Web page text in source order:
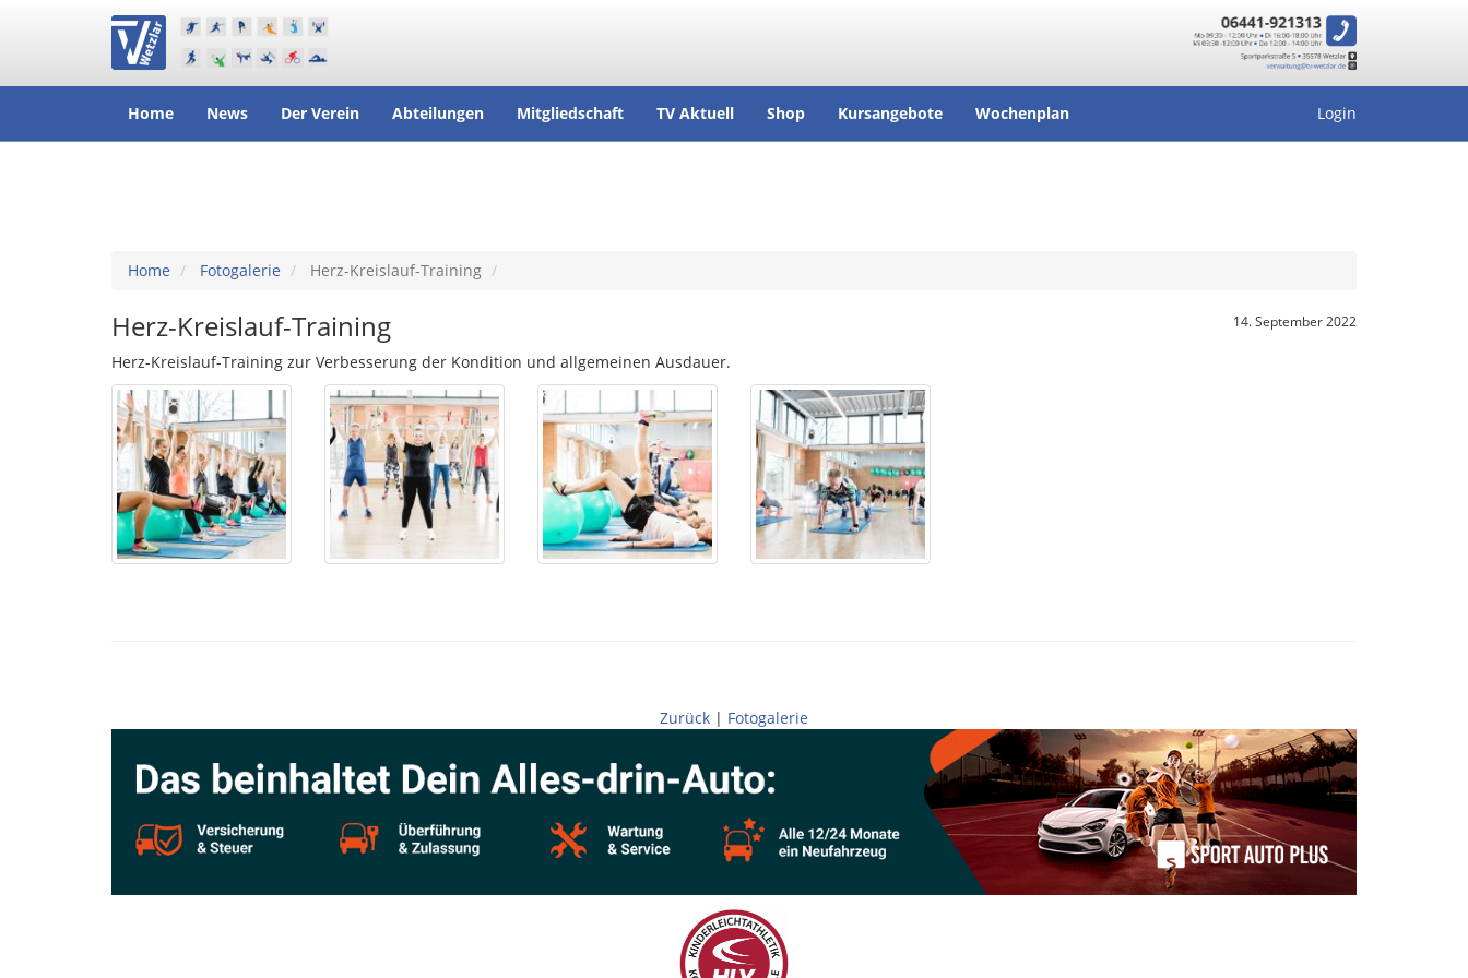
Home News Der Verein Abteilungen Mitgliedschaft TV Aktuell Shop Kursangebote Wochenplan Login
Home Fotogalerie Herz-Kreislauf-Training
14. September 2022
Herz-Kreislauf-Training
Herz-Kreislauf-Training zur Verbesserung der Kondition und allgemeinen Ausdauer.
Zurück | Fotogalerie